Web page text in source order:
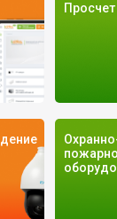
купить в